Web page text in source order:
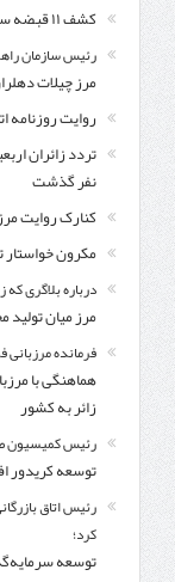
کشف ۱۱ قبضه سلاح کلت کمری توسط مرزبانان هنگ مرزی ارومیه
رئیس سازمان
مرز چیلات
روایت روزنامه
نفر گذشت
کنارک روایت
مکرون خواستار
درباره بلاگری
مرز میان
فرمانده مرزبانی
هماهنگی با
زائر به کشور
رئیس کمیسیون
توسعه کریدور
رئیس اتاق
کرد؛
توسعه